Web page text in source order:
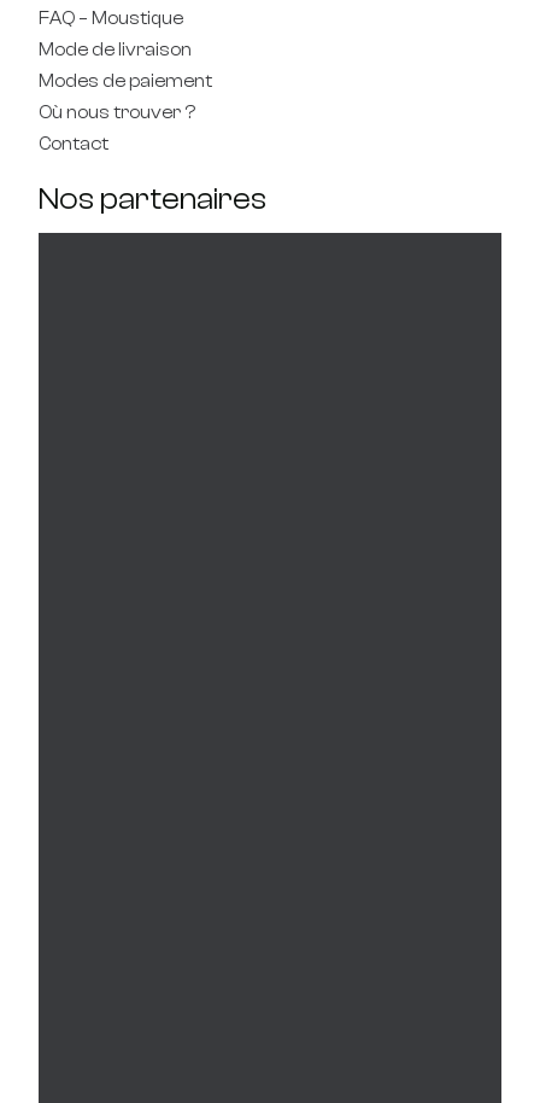
FAQ – Moustique
Mode de livraison
Modes de paiement
Où nous trouver ?
Contact
Nos partenaires